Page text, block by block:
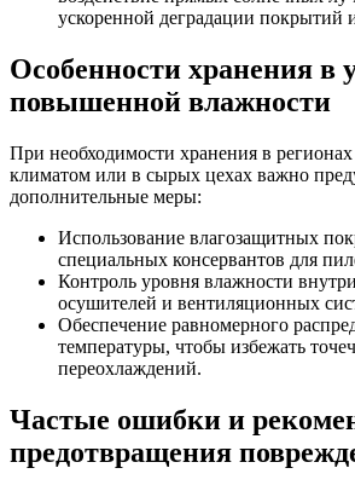
ускоренной деградации покрытий
Особенности хранения в
повышенной влажности
При необходимости хранения в
климатом или в сырых цехах важно
дополнительные меры:
Использование влагозащитных
специальных консервантов для
Контроль уровня влажности
осушителей и вентиляционных
Обеспечение равномерного
температуры, чтобы избежать
переохлаждений.
Частые ошибки и
предотвращения